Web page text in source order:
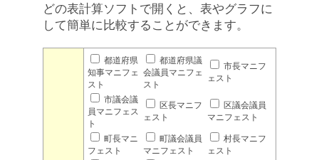
どの表計算ソフトで開くと、表やグラフに
して簡単に比較することができます。
都道府県
知事マニフェ
スト
都道府県議
会議員マニフェ
スト
市長マニフ
ェスト
市議会議
員マニフェス
ト
区長マニフ
ェスト
区議会議員
マニフェスト
町長マニ
フェスト
町議会議員
マニフェスト
村長マニフ
ェスト